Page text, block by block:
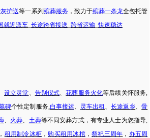
护送等一系列殡葬服务，致力于殡葬一条龙全包托管
就近派车 长途跨省接送 跨省运输 _快速稳达
设立灵堂 告别仪式 、花葬服务火化等后续关怀服务
碑个性定制服务, 白事接运、 灵车出租 、长途返乡 、骨
、 火葬 土葬等不同安葬方式，有专业人士为您指导
， 租用制冷冰柜 ， 购买租用冰棺，祭祀三周年 ， 办五周